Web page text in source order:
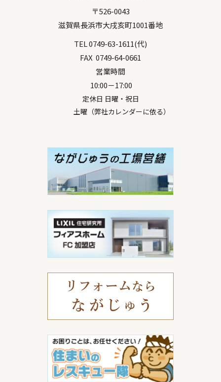
〒526-0043
滋賀県長浜市大戌亥町1001番地
TEL0749-63-1611(代)
FAX 0749-64-0661
営業時間
10:00－17:00
定休日 日曜・祝日
土曜（弊社カレンダーに依る）